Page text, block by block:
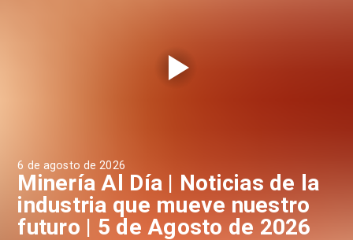
6 de agosto de 2026
Minería Al Día | Noticias de la
industria que mueve nuestro
futuro | 5 de Agosto de 2026